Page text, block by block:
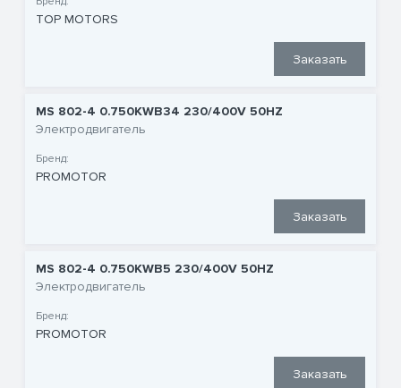
TOP MOTORS
Заказать
MS 802-4 0.750KWB34 230/400V 50HZ
Электродвигатель
Бренд:
PROMOTOR
Заказать
MS 802-4 0.750KWB5 230/400V 50HZ
Электродвигатель
Бренд:
PROMOTOR
Заказать